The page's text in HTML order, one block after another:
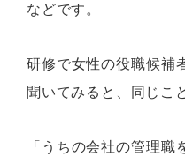
などです。
研修で女性の役職候補
聞いてみると、同じこ
「うちの会社の管理